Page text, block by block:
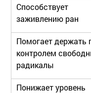
Способствует
заживлению ран
Помогает держать
контролем
радикалы
Понижает уровень